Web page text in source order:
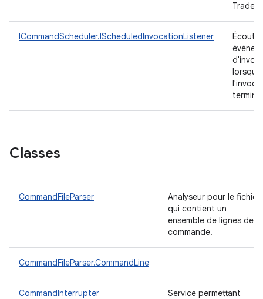
ICommandScheduler.IScheduledInvocationListener
lorsque
Classes
CommandFileParser
Analyseur pour le fichier
qui contient un
ensemble de lignes de
commande.
CommandFileParser.CommandLine
CommandInterrupter
Service permettant